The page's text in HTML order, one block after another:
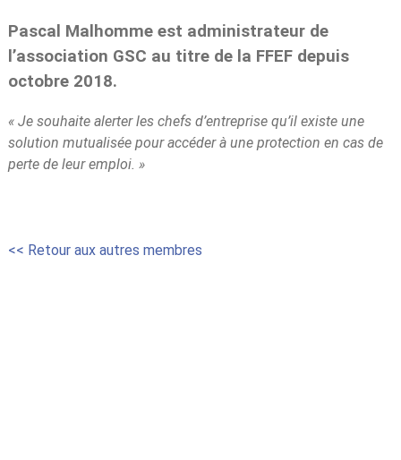
Pascal Malhomme est administrateur de
l’association GSC au titre de la FFEF depuis
octobre 2018.
« Je souhaite alerter les chefs d’entreprise qu’il existe une
solution mutualisée pour accéder à une protection en cas de
perte de leur emploi. »
<< Retour aux autres membres